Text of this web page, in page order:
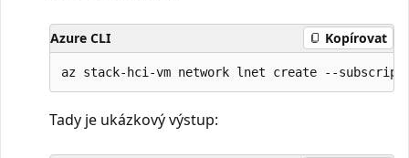
Azure CLI Kopírovat
Tady je ukázkový výstup: